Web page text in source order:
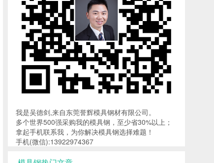
我是吴德剑,来自东莞誉辉模具钢材有限公司。
多个世界500强采购我的模具钢，至少省30%以上；
拿起手机联系我，为你解决模具钢选择难题！
手机(微信):13922974367